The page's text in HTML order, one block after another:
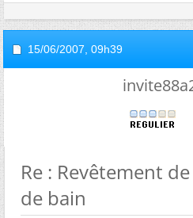
15/06/2007, 09h39
Re : Revêtement
de bain